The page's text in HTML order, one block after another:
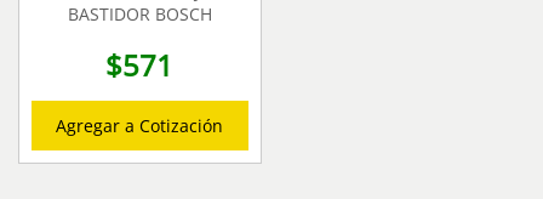
BASTIDOR BOSCH
$571
Agregar a Cotización